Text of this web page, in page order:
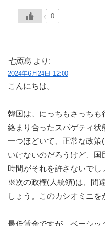
0
七面鳥 より:
2024年6月24日 12:00
こんにちは。
韓国は、にっちもさっちも
絡まり合ったスパゲティ状
一つほどいて、正常な政
いけないのだろうけど、国
時間がそれを許さないでし
※次の政権(大統領)は、間
しょう。このカシオミニを
最低賃金ですが、ベーシ